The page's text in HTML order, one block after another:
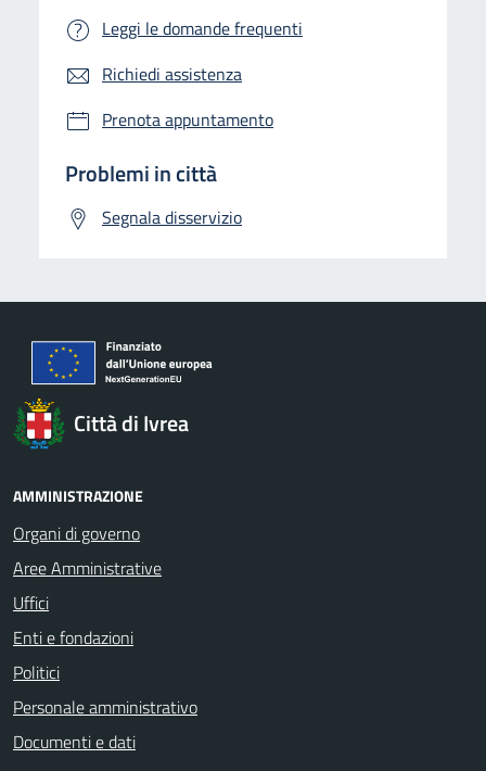
Leggi le domande frequenti
Richiedi assistenza
Prenota appuntamento
Problemi in città
Segnala disservizio
Città di Ivrea
AMMINISTRAZIONE
Organi di governo
Aree Amministrative
Uffici
Enti e fondazioni
Politici
Personale amministrativo
Documenti e dati